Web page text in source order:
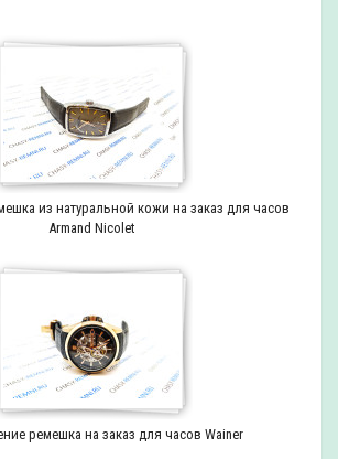
из натуральной кожи на заказ для часов
Armand Nicolet
ремешка на заказ для часов Wainer